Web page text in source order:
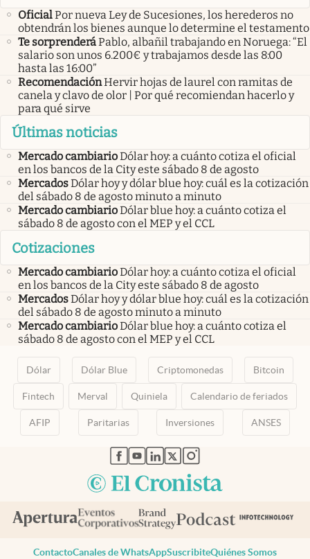
OficialPor nueva Ley de Sucesiones, los herederos no
obtendrán los bienes aunque lo determine el testamento
Te sorprenderáPablo, albañil trabajando en Noruega: “El
salario son unos 6.200€ y trabajamos desde las 8:00
hasta las 16:00”
RecomendaciónHervir hojas de laurel con ramitas de
canela y clavo de olor | Por qué recomiendan hacerlo y
para qué sirve
Últimas noticias
Mercado cambiarioDólar hoy: a cuánto cotiza el oficial
en los bancos de la City este sábado 8 de agosto
MercadosDólar hoy y dólar blue hoy: cuál es la cotización
del sábado 8 de agosto minuto a minuto
Mercado cambiarioDólar blue hoy: a cuánto cotiza el
sábado 8 de agosto con el MEP y el CCL
Cotizaciones
Mercado cambiarioDólar hoy: a cuánto cotiza el oficial
en los bancos de la City este sábado 8 de agosto
MercadosDólar hoy y dólar blue hoy: cuál es la cotización
del sábado 8 de agosto minuto a minuto
Mercado cambiarioDólar blue hoy: a cuánto cotiza el
sábado 8 de agosto con el MEP y el CCL
Dólar Dólar Blue Criptomonedas Bitcoin
Fintech Merval Quiniela Calendario de feriados
AFIP Paritarias Inversiones ANSES
abre en nueva pestaña
abre en nueva pestaña
abre en nueva pestaña
abre en nueva pestaña
abre en nueva pestaña
ContactoCanales de WhatsAppSuscribiteQuiénes Somos